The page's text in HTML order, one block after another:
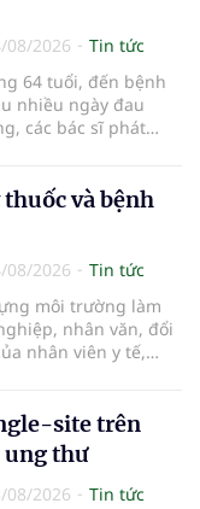
mật vừa diễn ra
viện Đại học
Bàng.
08/2026
Tin tức
64 tuổi, đến bệnh
nhiều ngày đau
các bác sĩ phát
thận. Với khối u còn
người bệnh được
robot thay vì phải
quả thận như trước
và bệnh
08/2026
Tin tức
môi trường làm
nhân văn, đổi
nhân viên y tế,
kết cao giữa thầy
nhân.
site trên
ung thư
08/2026
Tin tức